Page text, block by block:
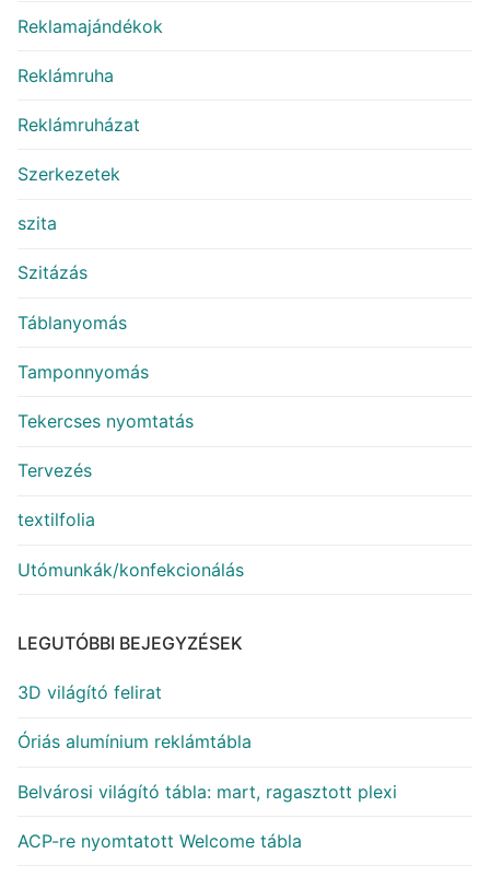
Reklamajándékok
Reklámruha
Reklámruházat
Szerkezetek
szita
Szitázás
Táblanyomás
Tamponnyomás
Tekercses nyomtatás
Tervezés
textilfolia
Utómunkák/konfekcionálás
LEGUTÓBBI BEJEGYZÉSEK
3D világító felirat
Óriás alumínium reklámtábla
Belvárosi világító tábla: mart, ragasztott plexi
ACP-re nyomtatott Welcome tábla